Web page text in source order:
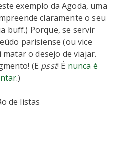
exemplo da Agoda, uma
claramente o seu
buff.) Porque, se servir
parisiense (ou vice
o desejo de viajar.
(E psst! É nunca é
.)
de listas